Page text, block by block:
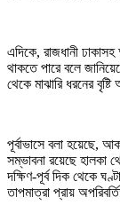
এদিকে, রাজধানী
থাকতে পারে বলে
থেকে মাঝারি ধরনের
পূর্বাভাসে বলা হয়েছে,
সম্ভাবনা রয়েছে হালকা
দক্ষিণ-পূর্ব দিক থেকে
তাপমাত্রা প্রায়